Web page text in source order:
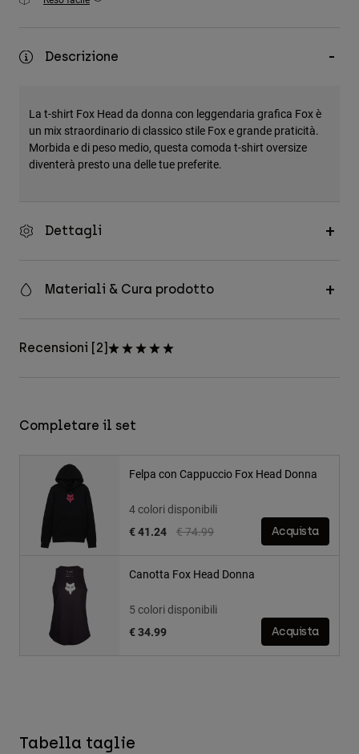
Descrizione
La t-shirt Fox Head da donna con leggendaria grafica Fox è
un mix straordinario di classico stile Fox e grande praticità.
Morbida e di peso medio, questa comoda t-shirt oversize
diventerà presto una delle tue preferite.
Dettagli
Materiali & Cura prodotto
Recensioni [2]
Completare il set
Felpa con Cappuccio Fox Head Donna
4 colori disponibili
Price reduced from
€ 74.99to
€ 41.24 Acquista
Canotta Fox Head Donna
5 colori disponibili
€ 34.99
Acquista
Tabella taglie